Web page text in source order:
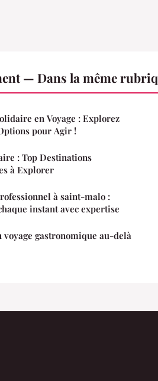
— Dans la même
en Voyage : Explorez
pour Agir !
: Top Destinations
à Explorer
à saint-malo :
instant avec expertise
voyage gastronomique au-delà